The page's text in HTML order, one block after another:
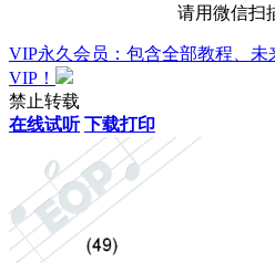
请用微信扫
VIP永久会员：包含全部教程、未
VIP！
禁止转载
在线试听 下载打印